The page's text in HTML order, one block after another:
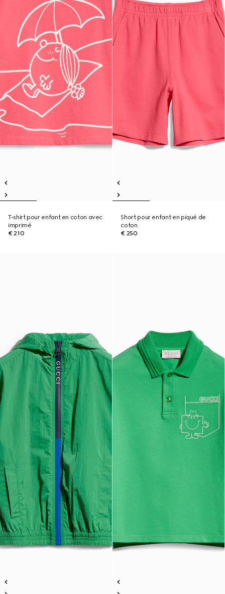
T-shirt pour enfant en coton avec
imprimé
€ 210
Short pour enfant en piqué de
coton
€ 250